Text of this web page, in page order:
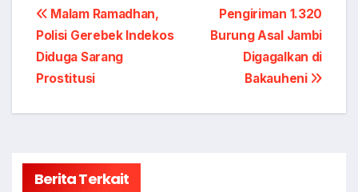
Navigasi
pos
Pengiriman 1.320
Burung Asal Jambi
Digagalkan di
Bakauheni
Malam Ramadhan,
Polisi Gerebek Indekos
Diduga Sarang
Prostitusi
Berita Terkait